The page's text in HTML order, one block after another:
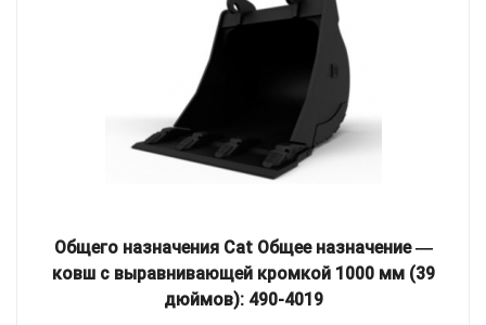
Общего назначения Cat Общее назначение ―
ковш с выравнивающей кромкой 1000 мм (39
дюймов): 490-4019